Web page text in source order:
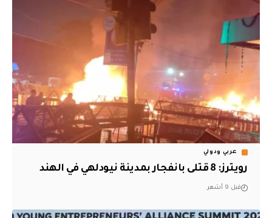
عربي ودولي
رويترز: 8 قتلى بانفجار بمدينة نيودلهي في الهند
قبل 9 أشهر